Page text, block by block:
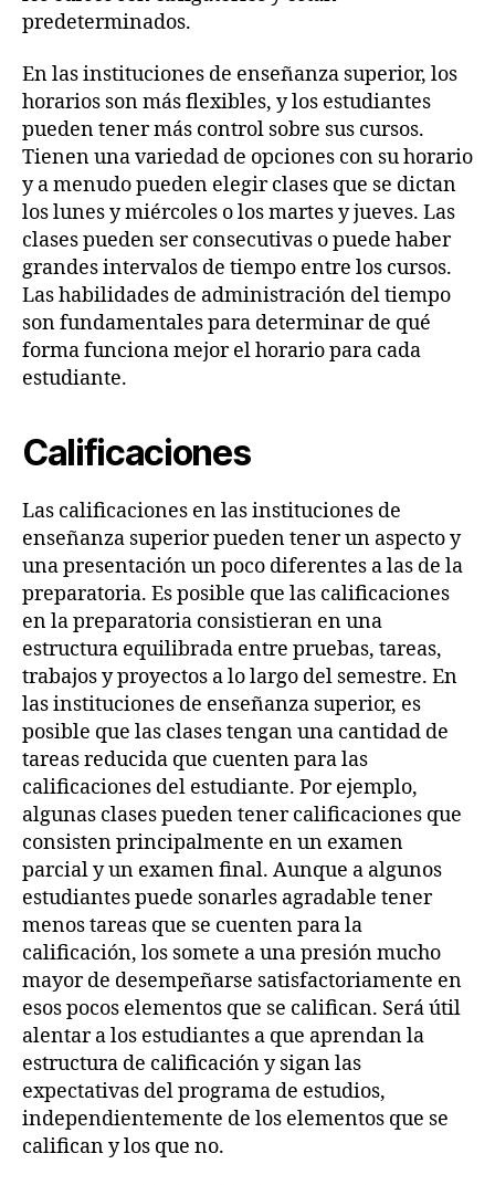
predeterminados.
En las instituciones de enseñanza superior, los
horarios son más flexibles, y los estudiantes
pueden tener más control sobre sus cursos.
Tienen una variedad de opciones con su horario
y a menudo pueden elegir clases que se dictan
los lunes y miércoles o los martes y jueves. Las
clases pueden ser consecutivas o puede haber
grandes intervalos de tiempo entre los cursos.
Las habilidades de administración del tiempo
son fundamentales para determinar de qué
forma funciona mejor el horario para cada
estudiante.
Calificaciones
Las calificaciones en las instituciones de
enseñanza superior pueden tener un aspecto y
una presentación un poco diferentes a las de la
preparatoria. Es posible que las calificaciones
en la preparatoria consistieran en una
estructura equilibrada entre pruebas, tareas,
trabajos y proyectos a lo largo del semestre. En
las instituciones de enseñanza superior, es
posible que las clases tengan una cantidad de
tareas reducida que cuenten para las
calificaciones del estudiante. Por ejemplo,
algunas clases pueden tener calificaciones que
consisten principalmente en un examen
parcial y un examen final. Aunque a algunos
estudiantes puede sonarles agradable tener
menos tareas que se cuenten para la
calificación, los somete a una presión mucho
mayor de desempeñarse satisfactoriamente en
esos pocos elementos que se califican. Será útil
alentar a los estudiantes a que aprendan la
estructura de calificación y sigan las
expectativas del programa de estudios,
independientemente de los elementos que se
califican y los que no.